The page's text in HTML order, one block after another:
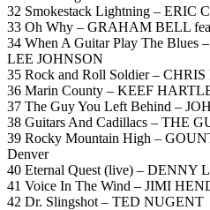
32 Smokestack Lightning – ERIC
33 Oh Why – GRAHAM BELL
34 When A Guitar Play The
LEE JOHNSON
35 Rock and Roll Soldier –
36 Marin County – KEEF
37 The Guy You Left Behind –
38 Guitars And Cadillacs – THE
39 Rocky Mountain High –
Denver
40 Eternal Quest (live) – DENNY
41 Voice In The Wind – JIMI
42 Dr. Slingshot – TED NUGENT